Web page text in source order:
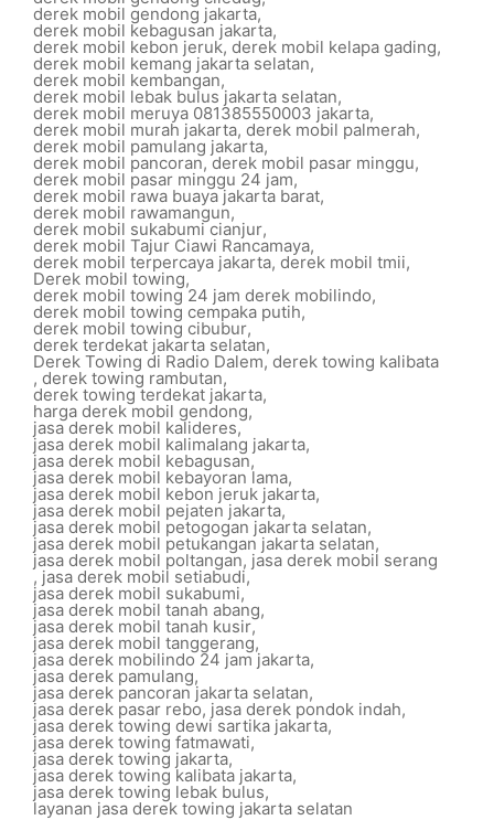
derek mobil gendong jakarta,
derek mobil kebagusan jakarta,
derek mobil kebon jeruk, derek mobil kelapa gading,
derek mobil kemang jakarta selatan,
derek mobil kembangan,
derek mobil lebak bulus jakarta selatan,
derek mobil meruya 081385550003 jakarta,
derek mobil murah jakarta, derek mobil palmerah,
derek mobil pamulang jakarta,
derek mobil pancoran,derek mobil pasar minggu,
derek mobil pasar minggu 24 jam,
derek mobil rawa buaya jakarta barat,
derek mobil rawamangun,
derek mobil sukabumi cianjur,
derek mobil Tajur Ciawi Rancamaya,
derek mobil terpercaya jakarta, derek mobil tmii,
Derek mobil towing,
derek mobil towing 24 jam derek mobilindo,
derek mobil towing cempaka putih,
derek mobil towing cibubur,
derek terdekat jakarta selatan,
Derek Towing di Radio Dalem, derek towing kalibata
, derek towing rambutan,
derek towing terdekat jakarta,
harga derek mobil gendong,
jasa derek mobil kalideres,
jasa derek mobil kalimalang jakarta,
jasa derek mobil kebagusan,
jasa derek mobil kebayoran lama,
jasa derek mobil kebon jeruk jakarta,
jasa derek mobil pejaten jakarta,
jasa derek mobil petogogan jakarta selatan,
jasa derek mobil petukangan jakarta selatan,
jasa derek mobil poltangan, jasa derek mobil serang
, jasa derek mobil setiabudi,
jasa derek mobil sukabumi,
jasa derek mobil tanah abang,
jasa derek mobil tanah kusir,
jasa derek mobil tanggerang,
jasa derek mobilindo 24 jam jakarta,
jasa derek pamulang,
jasa derek pancoran jakarta selatan,
jasa derek pasar rebo, jasa derek pondok indah,
jasa derek towing dewi sartika jakarta,
jasa derek towing fatmawati,
jasa derek towing jakarta,
jasa derek towing kalibata jakarta,
jasa derek towing lebak bulus,
layanan jasa derek towing jakarta selatan